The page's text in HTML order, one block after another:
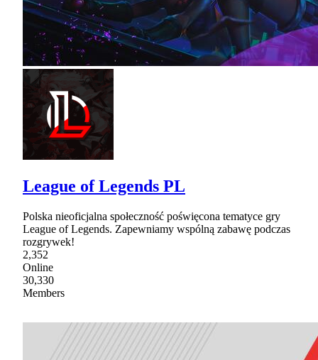
League of Legends PL
Polska nieoficjalna społeczność poświęcona tematyce gry
League of Legends. Zapewniamy wspólną zabawę podczas
rozgrywek!
2,352
Online
30,330
Members